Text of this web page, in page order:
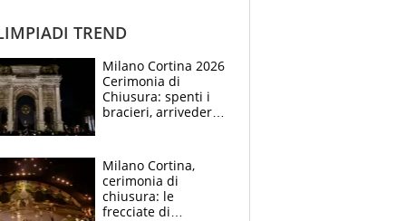
TREND
Milano Cortina 2026
Cerimonia di
Chiusura: spenti i
bracieri, arrivederci
un nuovo standard"
Milano Cortina,
cerimonia di
chiusura: le
frecciate di